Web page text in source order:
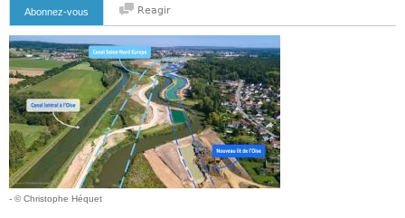
Abonnez-vous Reagir
- © Christophe Héquet